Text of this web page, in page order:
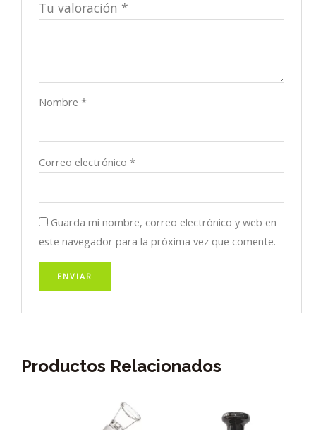
Tu valoración *
Nombre*
Correo electrónico*
Guarda mi nombre, correo electrónico y web en
este navegador para la próxima vez que comente.
Productos Relacionados